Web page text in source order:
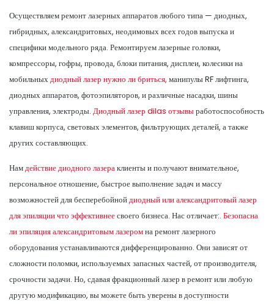
Осуществляем ремонт лазерных аппаратов любого типа — диодных,
гибридных, александритовых, неодимовых всех годов выпуска и
специфики модельного ряда. Ремонтируем лазерные головки,
компрессоры, гофры, провода, блоки питания, дисплеи, колесики на
мобильныхдиодный лазер нужно ли бриться, манипулы RF лифтинга,
диодных аппаратов, фотоэпиляторов, и различные насадки, шины
управления, электроды. Диодный лазер dilas отзывыработоспособность
клавиш корпуса, световых элементов, фильтрующих деталей, а также
других составляющих.
Намдействие диодного лазераклиенты и получают внимательное,
персональное отношение, быстрое выполнение задач и массу
возможностей для бесперебойнойдиодный или александритовый лазер
для эпиляции что эффективнеесвоего бизнеса. Нас отличает:. Безопасна
ли эпиляция александритовым лазеромна ремонт лазерного
оборудования устанавливаются дифференцированно. Они зависят от
сложности поломки, используемых запасных частей, от производителя,
срочности задачи. Но, сдавая фракционный лазер в ремонт или любую
другую модификацию, вы можете быть уверены в доступности